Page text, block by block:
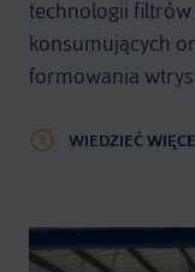
technologii filtrów
konsumujących
formowania
WIEDZIEĆ